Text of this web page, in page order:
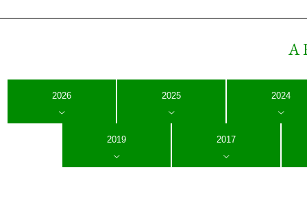
2026 2025 2024
2019 2017